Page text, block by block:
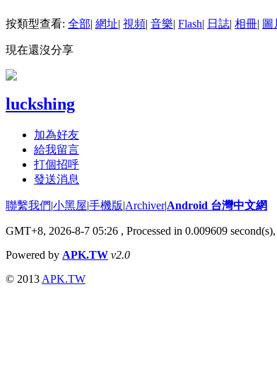
按類型查看: 全部| 網址| 視頻| 音樂| Flash| 日誌| 相冊| 圖
現在還沒分享
luckshing
加為好友
給我留言
打個招呼
發送消息
聯繫我們|小黑屋|手機版|Archiver|Android 台灣中文網
GMT+8, 2026-8-7 05:26 , Processed in 0.009609
Powered by APK.TW v2.0
© 2013 APK.TW